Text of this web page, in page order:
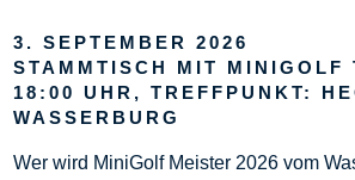
3. SEPTEMBER 2026
STAMMTISCH MIT MINIGOLF
18:00 UHR, TREFFPUNKT:
WASSERBURG
Wer wird MiniGolf Meister 2026 vom